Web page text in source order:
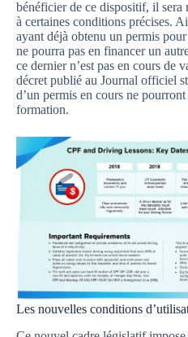
bénéficier de ce dispositif, il sera
à certaines conditions précises.
ayant déjà obtenu un permis
ne pourra pas en financer un
ce dernier n’est pas en cours de
décret publié au Journal officiel
d’un permis en cours ne
formation.
Les nouvelles conditions